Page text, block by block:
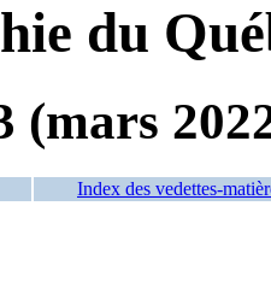
du
(mars
Index des vedettes-